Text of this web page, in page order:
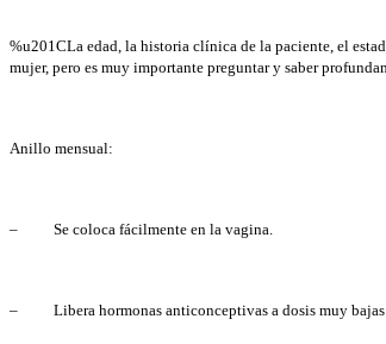
%u201CLa edad, la historia clínica de la paciente, el
mujer, pero es muy importante preguntar y saber
Anillo mensual:
– Se coloca fácilmente en la vagina.
– Libera hormonas anticonceptivas a dosis muy bajas